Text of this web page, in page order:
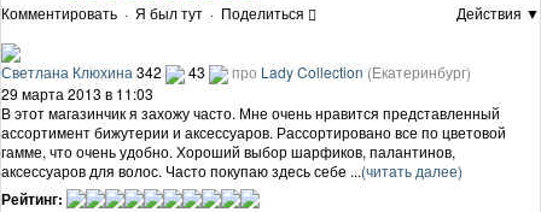
Комментировать · Я был тут · Поделиться Действия ▼
Светлана Клюхина342 43 про Lady Collection (Екатеринбург)
29 марта 2013 в 11:03
В этот магазинчик я захожу часто. Мне очень нравится представленный
ассортимент бижутерии и аксессуаров. Рассортировано все по цветовой
гамме, что очень удобно. Хороший выбор шарфиков, палантинов,
аксессуаров для волос. Часто покупаю здесь себе ...(читать далее)
Рейтинг: